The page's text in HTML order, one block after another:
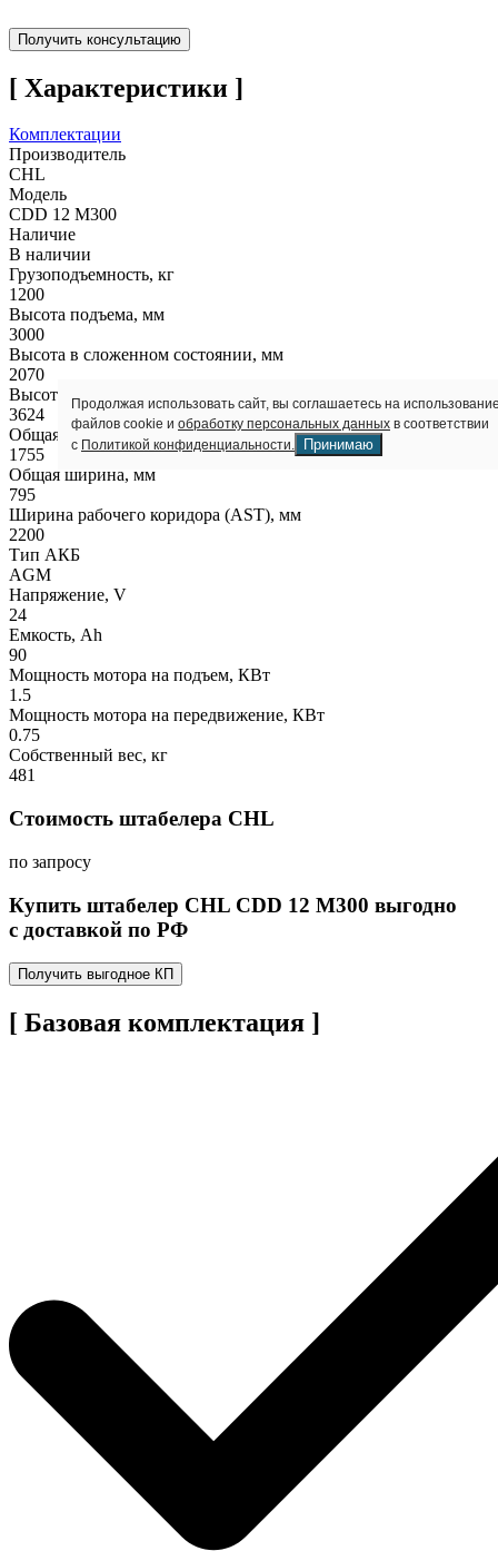
Получить консультацию
[ Характеристики ]
Комплектации
Производитель
CHL
Модель
CDD 12 M300
Наличие
В наличии
Грузоподъемность, кг
1200
Высота подъема, мм
3000
Высота в сложенном состоянии, мм
2070
Высота полностью выдвинутой мачты, мм
3624
Общая длина, мм
1755
Общая ширина, мм
795
Ширина рабочего коридора (AST), мм
2200
Тип АКБ
AGM
Напряжение, V
24
Емкость, Ah
90
Мощность мотора на подъем, КВт
1.5
Мощность мотора на передвижение, КВт
0.75
Собственный вес, кг
481
Стоимость штабелера CHL
по запросу
Купить штабелер CHL CDD 12 M300 выгодно
с доставкой по РФ
Получить выгодное КП
[ Базовая комплектация ]
Продолжая использовать сайт, вы соглашаетесь на
файлов cookie и обработку персональных данных в соответствии
с Политикой конфиденциальности. Принимаю